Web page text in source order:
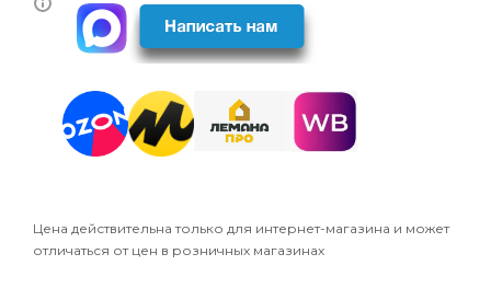
Цена действительна только для интернет-магазина и может
отличаться от цен в розничных магазинах